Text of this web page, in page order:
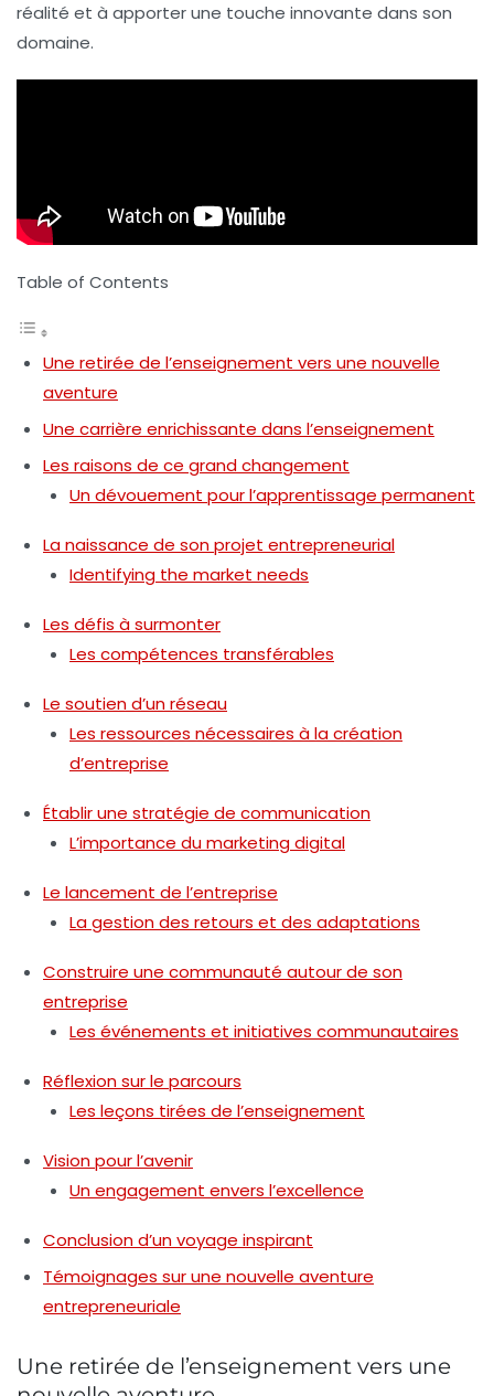
réalité et à apporter une touche innovante dans son
domaine.
Table of Contents
Une retirée de l’enseignement vers une nouvelle
aventure
Une carrière enrichissante dans l’enseignement
Les raisons de ce grand changement
Un dévouement pour l’apprentissage permanent
La naissance de son projet entrepreneurial
Identifying the market needs
Les défis à surmonter
Les compétences transférables
Le soutien d’un réseau
Les ressources nécessaires à la création
d’entreprise
Établir une stratégie de communication
L’importance du marketing digital
Le lancement de l’entreprise
La gestion des retours et des adaptations
Construire une communauté autour de son
entreprise
Les événements et initiatives communautaires
Réflexion sur le parcours
Les leçons tirées de l’enseignement
Vision pour l’avenir
Un engagement envers l’excellence
Conclusion d’un voyage inspirant
Témoignages sur une nouvelle aventure
entrepreneuriale
Une retirée de l’enseignement vers une